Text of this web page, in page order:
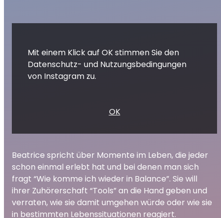
Mit einem Klick auf OK stimmen Sie den
Datenschutz- und Nutzungsbedingungen
von Instagram zu.
OK
Beatrice spricht über Momente im Leben, die jeder
schon einmal erlebt hat und bei denen man sich
fragt “Wie komme ich wieder in Balance”. Sie will
ihrer Zuhörerschaft “Tools” an die Hand geben und
verraten, wie sie damit umgehen würde oder wie sie
in bestimmten Lebenssituationen reagiert.